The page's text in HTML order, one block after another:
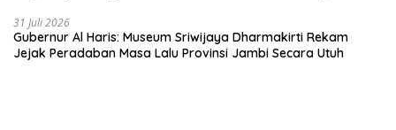
31 Juli 2026
Gubernur Al Haris: Museum Sriwijaya Dharmakirti Rekam
Jejak Peradaban Masa Lalu Provinsi Jambi Secara Utuh